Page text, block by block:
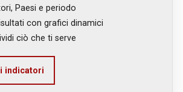
Paesi e periodo
con grafici dinamici
ciò che ti serve
indicatori